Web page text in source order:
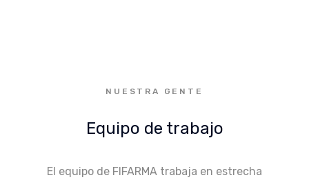
NUESTRA GENTE
Equipo de trabajo
El equipo de FIFARMA trabaja en estrecha